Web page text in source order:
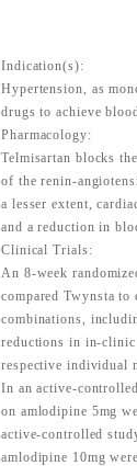
Indication(s):
Hypertension, as
drugs to achieve
Pharmacology:
Telmisartan blocks
of the renin-
a lesser extent,
and a reduction in
Clinical Trials:
An 8-week
compared Twynsta
combinations,
reductions in in-
respective individual
In an active-
on amlodipine 5mg
active-controlled
amlodipine 10mg